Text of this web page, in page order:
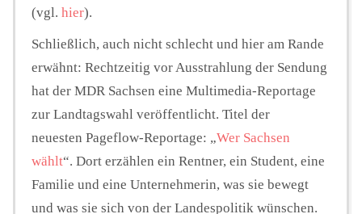
(vgl. hier).
Schließlich, auch nicht schlecht und hier am Rande
erwähnt: Rechtzeitig vor Ausstrahlung der Sendung
hat der MDR Sachsen eine Multimedia-Reportage
zur Landtagswahl veröffentlicht. Titel der
neuesten Pageflow-Reportage: „Wer Sachsen
wählt“. Dort erzählen ein Rentner, ein Student, eine
Familie und eine Unternehmerin, was sie bewegt
und was sie sich von der Landespolitik wünschen.